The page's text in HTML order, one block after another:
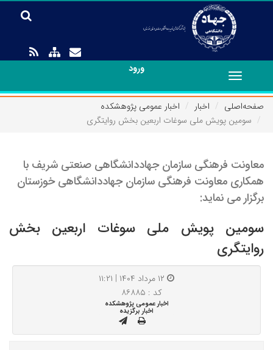
ورود
Toggle
navigation
صفحه‌اصلی
اخبار
اخبار عمومی پژوهشکده
سومین پویش ملی سوغات اربعین بخش روایتگری
معاونت فرهنگی سازمان جهاددانشگاهی صنعتی شریف با
همکاری معاونت فرهنگی سازمان جهاددانشگاهی خوزستان
برگزار می نماید:
سومین پویش ملی سوغات اربعین بخش
روایتگری
کد : ۸۶۸۸۵
اخبار عمومی پژوهشکده
اخبار برگزیده